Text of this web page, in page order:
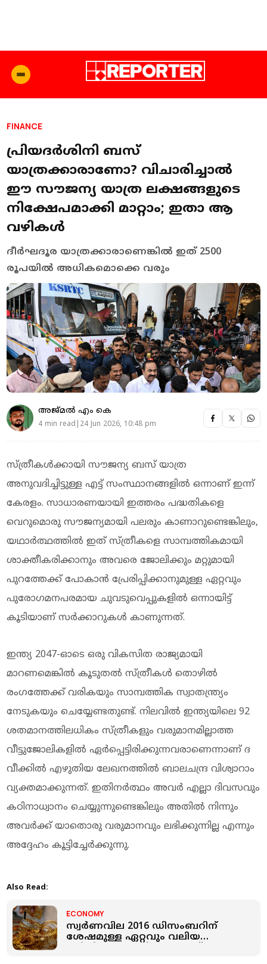
FINANCE
പ്രിയദർശിനി ബസ്
യാത്രക്കാരാണോ? വിചാരിച്ചാൽ
ഈ സൗജന്യ യാത്ര ലക്ഷങ്ങളുടെ
നിക്ഷേപമാക്കി മാറ്റാം; ഇതാ ആ
വഴികള്‍
ദീർഘദൂര യാത്രക്കാരാണെങ്കില്‍ ഇത് 2500
രൂപയില്‍ അധികമൊക്കെ വരും
അജ്മല്‍ എം കെ
4 min read|24 Jun 2026, 10:48 pm
സ്ത്രീകൾക്കായി സൗജന്യ ബസ് യാത്ര
അനുവദിച്ചിട്ടുള്ള എട്ട് സംസ്ഥാനങ്ങളിൽ ഒന്നാണ് ഇന്ന്
കേരളം. സാധാരണയായി ഇത്തരം പദ്ധതികളെ
വെറുമൊരു സൗജന്യമായി പലരും കാണാറുണ്ടെങ്കിലും,
യഥാർത്ഥത്തിൽ ഇത് സ്ത്രീകളെ സാമ്പത്തികമായി
ശാക്തീകരിക്കാനും അവരെ ജോലിക്കും മറ്റുമായി
പുറത്തേക്ക് പോകാൻ പ്രേരിപ്പിക്കാനുമുള്ള ഏറ്റവും
പുരോഗമനപരമായ ചുവടുവെപ്പുകളില്‍ ഒന്നായിട്ട്
കൂടിയാണ് സർക്കാറുകള്‍ കാണുന്നത്.
ഇന്ത്യ 2047-ഓടെ ഒരു വികസിത രാജ്യമായി
മാറണമെങ്കിൽ കൂടുതൽ സ്ത്രീകൾ തൊഴിൽ
രംഗത്തേക്ക് വരികയും സാമ്പത്തിക സ്വാതന്ത്ര്യം
നേടുകയും ചെയ്യേണ്ടതുണ്ട്. നിലവിൽ ഇന്ത്യയിലെ 92
ശതമാനത്തിലധികം സ്ത്രീകളും വരുമാനമില്ലാത്ത
വീട്ടുജോലികളിൽ ഏർപ്പെട്ടിരിക്കുന്നവരാണെന്നാണ് ദ
വീക്കില്‍ എഴുതിയ ലേഖനത്തില്‍ ബാലചന്ദ്ര വിശ്വാറാം
വ്യക്തമാക്കുന്നത്. ഇതിനർത്ഥം അവർ എല്ലാ ദിവസവും
കഠിനാധ്വാനം ചെയ്യുന്നുണ്ടെങ്കിലും അതിൽ നിന്നും
അവർക്ക് യാതൊരു വരുമാനവും ലഭിക്കുന്നില്ല എന്നും
അദ്ദേഹം കൂട്ടിച്ചേർക്കുന്നു.
Also Read:
ECONOMY
സ്വർണവില 2016 ഡിസംബറിന്
ശേഷമുള്ള ഏറ്റവും വലിയ